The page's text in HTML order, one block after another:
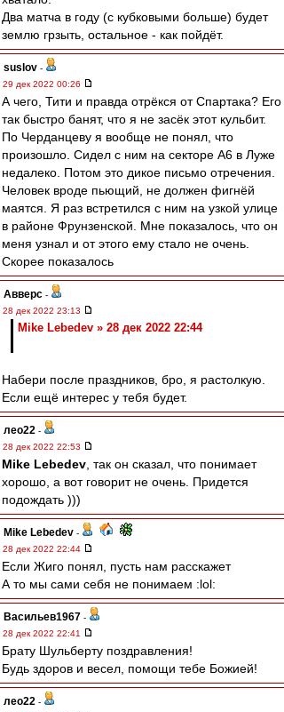
Два матча в году (с кубковыми больше) будет
землю грзыть, остальное - как пойдёт.
suslov -
29 дек 2022 00:26
А чего, Тити и правда отрёкся от Спартака? Его
так быстро банят, что я не засёк этот кульбит.
По Черданцеву я вообще не понял, что
произошло. Сидел с ним на секторе А6 в Луже
недалеко. Потом это дикое письмо отречения.
Человек вроде пьющий, не должен фигнёй
маятся. Я раз встретился с ним на узкой улице
в районе Фрунзенской. Мне показалось, что он
меня узнал и от этого ему стало не очень.
Скорее показалось
Авверс -
28 дек 2022 23:13
Mike Lebedev » 28 дек 2022 22:44
Набери после праздников, бро, я растолкую.
Если ещё интерес у тебя будет.
лео22 -
28 дек 2022 22:53
Mike Lebedev , так он сказал, что понимает
хорошо, а вот говорит не очень. Придется
подождать )))
Mike Lebedev -
28 дек 2022 22:44
Если Жиго понял, пусть нам расскажет
А то мы сами себя не понимаем :lol:
Васильев1967 -
28 дек 2022 22:41
Брату Шульберту поздравления!
Будь здоров и весел, помощи тебе Божией!
лео22 -